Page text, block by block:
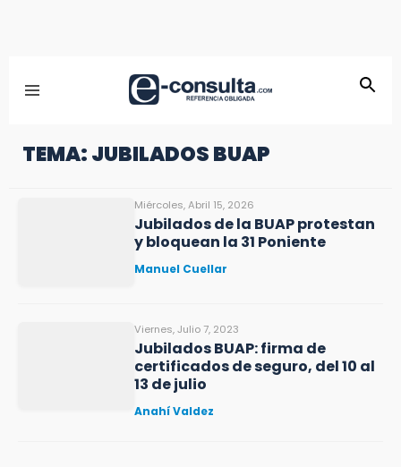
TEMA: JUBILADOS BUAP
Miércoles, Abril 15, 2026
Jubilados de la BUAP protestan
y bloquean la 31 Poniente
Manuel Cuellar
Viernes, Julio 7, 2023
Jubilados BUAP: firma de
certificados de seguro, del 10 al
13 de julio
Anahí Valdez